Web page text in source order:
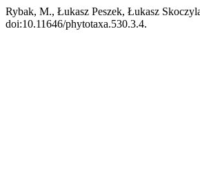
Rybak, M., Łukasz Peszek, Łukasz
doi:10.11646/phytotaxa.530.3.4.